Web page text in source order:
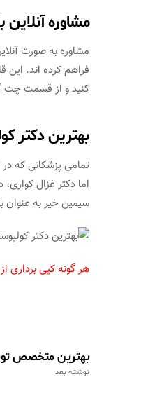
مشاوره
مشاوره به صورت
فراهم کرده اند.
کنید و از قسمت چت
بهترین دکتر
تمامی پزشکانی که
اما دکتر غزال
سیمین خیر به عنوان
هر گونه کپی برداری
بهترین متخصص
نوشته بعد